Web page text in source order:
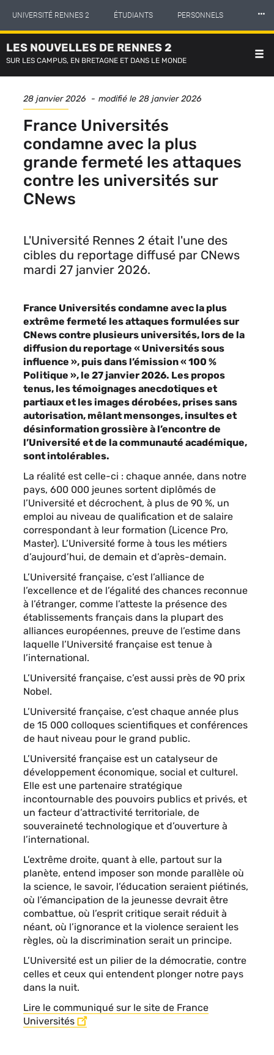
contenu
principal
UNIVERSITÉ RENNES 2 ÉTUDIANTS PERSONNELS
INTERNATIONAL PROFESSIONNELS
LES NOUVELLES DE RENNES 2
⸱⸱⸱
LES NOUVELLES DE RENNES 2
SUR LES CAMPUS, EN BRETAGNE ET DANS LE MONDE
Date
de
publication
28 janvier 2026 modifié le 28 janvier 2026
France Universités
condamne avec la plus
grande fermeté les attaques
contre les universités sur
CNews
L'Université Rennes 2 était l'une des
cibles du reportage diffusé par CNews
mardi 27 janvier 2026.
France Universités condamne avec la plus
extrême fermeté les attaques formulées sur
CNews contre plusieurs universités, lors de la
diffusion du reportage « Universités sous
influence », puis dans l’émission « 100 %
Politique », le 27 janvier 2026. Les propos
tenus, les témoignages anecdotiques et
partiaux et les images dérobées, prises sans
autorisation, mêlant mensonges, insultes et
désinformation grossière à l’encontre de
l’Université et de la communauté académique,
sont intolérables.
La réalité est celle-ci : chaque année, dans notre
pays, 600 000 jeunes sortent diplômés de
l’Université et décrochent, à plus de 90 %, un
emploi au niveau de qualification et de salaire
correspondant à leur formation (Licence Pro,
Master). L’Université forme à tous les métiers
d’aujourd’hui, de demain et d’après-demain.
L’Université française, c’est l’alliance de
l’excellence et de l’égalité des chances reconnue
à l’étranger, comme l’atteste la présence des
établissements français dans la plupart des
alliances européennes, preuve de l’estime dans
laquelle l’Université française est tenue à
l’international.
L’Université française, c’est aussi près de 90 prix
Nobel.
L’Université française, c’est chaque année plus
de 15 000 colloques scientifiques et conférences
de haut niveau pour le grand public.
L’Université française est un catalyseur de
développement économique, social et culturel.
Elle est une partenaire stratégique
incontournable des pouvoirs publics et privés, et
un facteur d’attractivité territoriale, de
souveraineté technologique et d’ouverture à
l’international.
L’extrême droite, quant à elle, partout sur la
planète, entend imposer son monde parallèle où
la science, le savoir, l’éducation seraient piétinés,
où l’émancipation de la jeunesse devrait être
combattue, où l’esprit critique serait réduit à
néant, où l’ignorance et la violence seraient les
règles, où la discrimination serait un principe.
L’Université est un pilier de la démocratie, contre
celles et ceux qui entendent plonger notre pays
dans la nuit.
Lire le communiqué sur le site de France
Universités